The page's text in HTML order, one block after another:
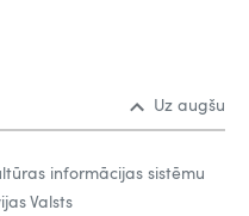
Uz augšu
informācijas sistēmu
Valsts